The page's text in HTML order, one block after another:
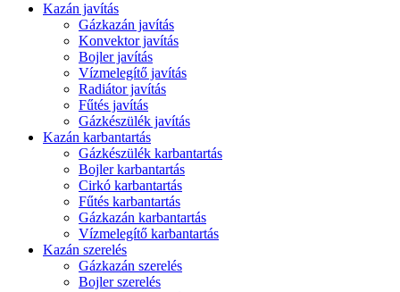
Kazán javítás
Gázkazán javítás
Konvektor javítás
Bojler javítás
Vízmelegítő javítás
Radiátor javítás
Fűtés javítás
Gázkészülék javítás
Kazán karbantartás
Gázkészülék karbantartás
Bojler karbantartás
Cirkó karbantartás
Fűtés karbantartás
Gázkazán karbantartás
Vízmelegítő karbantartás
Kazán szerelés
Gázkazán szerelés
Bojler szerelés